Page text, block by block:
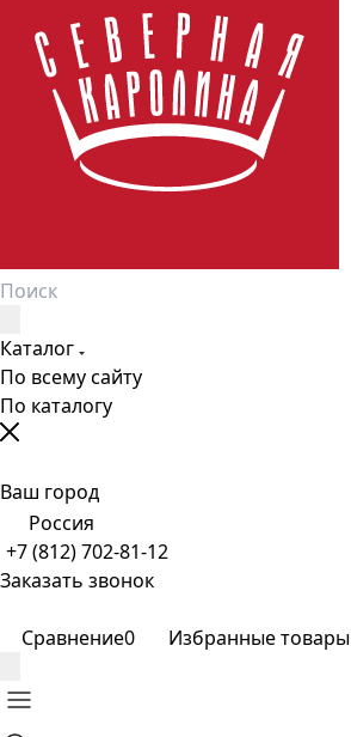
Каталог
По всему сайту
По каталогу
Ваш город
Россия
+7 (812) 702-81-12
Заказать звонок
Сравнение0 Избранные товары